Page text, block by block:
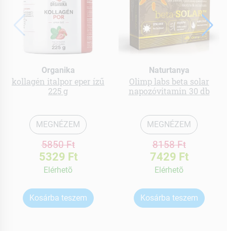
Organika
kollagén italpor eper ízű
225 g
MEGNÉZEM
5850 Ft
5329 Ft
Elérhetõ
Kosárba teszem
Naturtanya
Olimp labs beta solar
napozóvitamin 30 db
MEGNÉZEM
8158 Ft
7429 Ft
Elérhetõ
Kosárba teszem